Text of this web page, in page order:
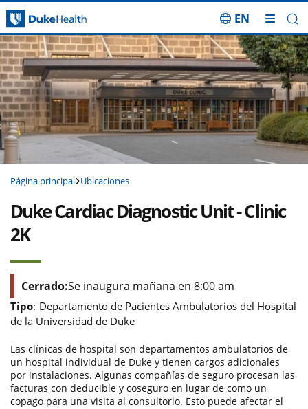
Saltar navegación
EN
Página principal Ubicaciones
Duke Cardiac Diagnostic Unit - Clinic
2K
Cerrado:Se inaugura mañana en 8:00 am
Tipo: Departamento de Pacientes Ambulatorios del Hospital
de la Universidad de Duke
Las clínicas de hospital son departamentos ambulatorios de
un hospital individual de Duke y tienen cargos adicionales
por instalaciones. Algunas compañías de seguro procesan las
facturas con deducible y coseguro en lugar de como un
copago para una visita al consultorio. Esto puede afectar el